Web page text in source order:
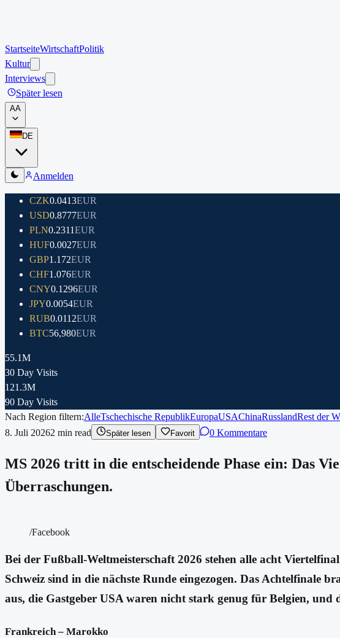
StartseiteWirtschaftPolitik
Kultur
Interviews
Später lesen
AA
DE
Anmelden
CZK0.0413EUR
USD0.8777EUR
PLN0.2311EUR
HUF0.0027EUR
GBP1.172EUR
CHF1.076EUR
CNY0.1296EUR
JPY0.0054EUR
RUB0.0112EUR
BTC56,980EUR
55.1M
30 Day Visits
121.3M
90 Day Visits
Nach Region filtern:AlleTschechische RepublikEuropaUSAChinaRusslandRest der
8. Juli 20262 min read Später lesen Favorit 0 Kommentare
MS 2026 tritt in die entscheidende Phase ein: Das
Überraschungen.
/Facebook
Bei der Fußball-Weltmeisterschaft 2026 stehen alle acht
Schweiz sind in die nächste Runde eingezogen. Das Achtelfinale
aus, die Gastgeber USA waren nicht stark genug für Belgien, und
Frankreich – Marokko